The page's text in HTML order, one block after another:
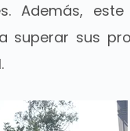
Además,
superar sus